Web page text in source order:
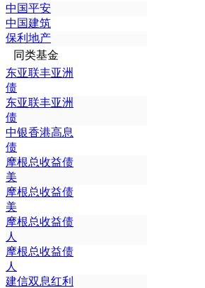
中国平安
中国建筑
保利地产
同类基金
东亚联丰亚洲
债
东亚联丰亚洲
债
中银香港高息
债
摩根总收益债
美
摩根总收益债
美
摩根总收益债
人
摩根总收益债
人
建信双息红利